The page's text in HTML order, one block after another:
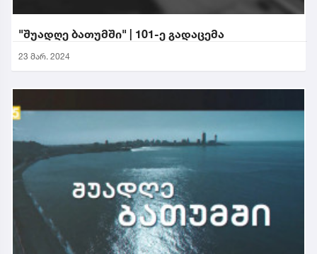
"შუადღე ბათუმში" | 101-ე გადაცემა
23 მარ. 2024